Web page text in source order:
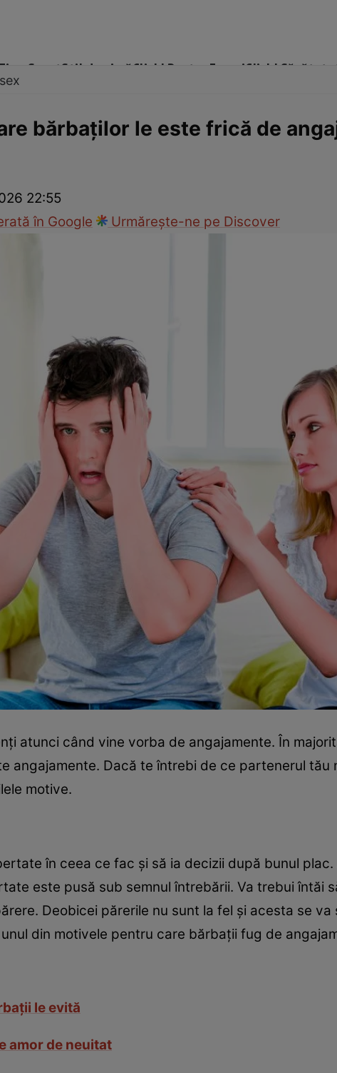
SportStil de viațăClick! Pentru FemeiClick! Sănătate
bărbaţilor le este frică de
22:55
în Google
Urmărește-ne pe Discover
atunci când vine vorba de angajamente. În
angajamente. Dacă te întrebi de ce partenerul tău
motive.
în ceea ce fac şi să ia decizii după bunul
este pusă sub semnul întrebării. Va trebui întăi
Deobicei părerile nu sunt la fel şi acesta se
din motivele pentru care bărbaţii fug de
le evită
amor de neuitat